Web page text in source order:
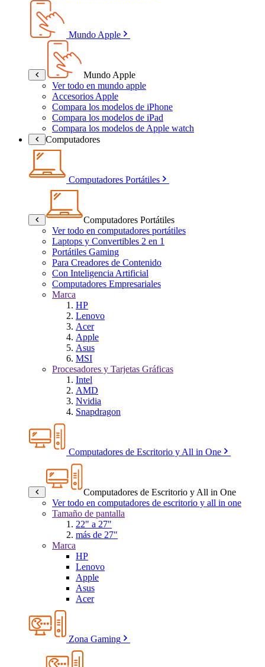
Mundo Apple
Mundo Apple
Ver todo en mundo apple
Accesorios Apple
Compara los modelos de iPhone
Compara los modelos de iPad
Compara los modelos de Apple watch
Computadores
Computadores Portátiles
Computadores Portátiles
Ver todo en computadores portátiles
Laptops y Convertibles 2 en 1
Portátiles Gaming
Para Creadores de Contenido
Con Inteligencia Artificial
Computadores Empresariales
Marca
HP
Lenovo
Acer
Apple
Asus
MSI
Procesadores y Tarjetas Gráficas
Intel
AMD
Nvidia
Snapdragon
Computadores de Escritorio y All in One
Computadores de Escritorio y All in One
Ver todo en computadores de escritorio y all in one
Tamaño de pantalla
22" a 27"
más de 27"
Marca
HP
Lenovo
Apple
Asus
Acer
Zona Gaming